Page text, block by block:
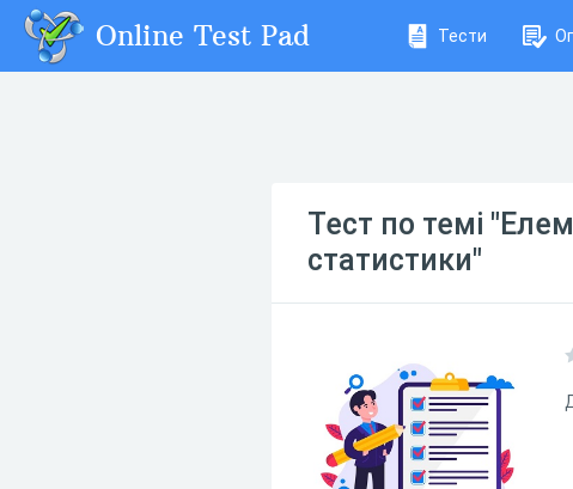
Online Test Pad Тести
Тест по темі
статистики"